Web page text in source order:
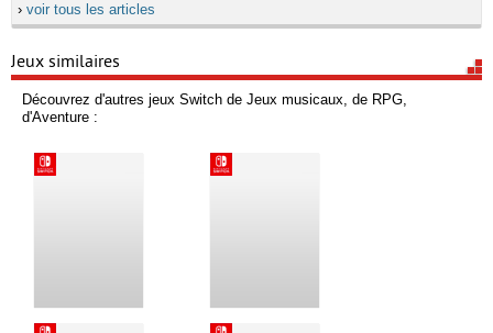
› voir tous les articles
Jeux similaires
Découvrez d'autres jeux Switch de Jeux musicaux, de RPG,
d'Aventure :